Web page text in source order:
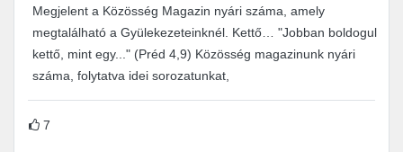
Megjelent a Közösség Magazin nyári száma, amely
megtalálható a Gyülekezeteinknél. Kettő… "Jobban boldogul
kettő, mint egy..." (Préd 4,9) Közösség magazinunk nyári
száma, folytatva idei sorozatunkat,
7